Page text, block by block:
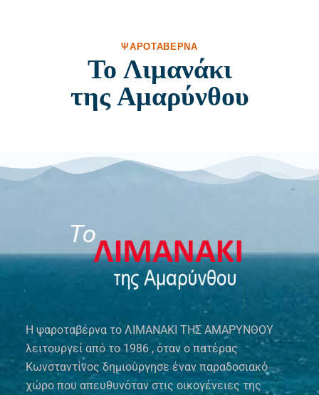
ΨΑΡΟΤΑΒΈΡΝΑ
Το Λιμανάκι
της Αμαρύνθου
Η ψαροταβέρνα το ΛΙΜΑΝΑΚΙ ΤΗΣ ΑΜΑΡΥΝΘΟΥ
λειτουργεί από το 1986 , όταν ο πατέρας
Κωνσταντίνος δημιούργησε έναν παραδοσιακό
χώρο που απευθυνόταν στις οικογένειες της